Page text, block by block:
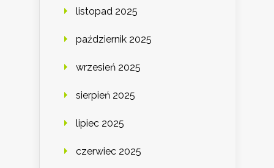
listopad 2025
październik 2025
wrzesień 2025
sierpień 2025
lipiec 2025
czerwiec 2025